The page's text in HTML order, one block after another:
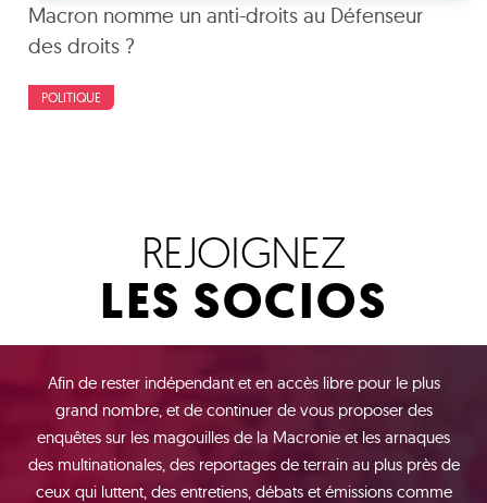
Macron nomme un anti-droits au Défenseur
des droits ?
POLITIQUE
REJOIGNEZ
LES SOCIOS
Afin de rester indépendant et en accès libre pour le plus
grand nombre, et de continuer de vous proposer des
enquêtes sur les magouilles de la Macronie et les arnaques
des multinationales, des reportages de terrain au plus près de
ceux qui luttent, des entretiens, débats et émissions comme